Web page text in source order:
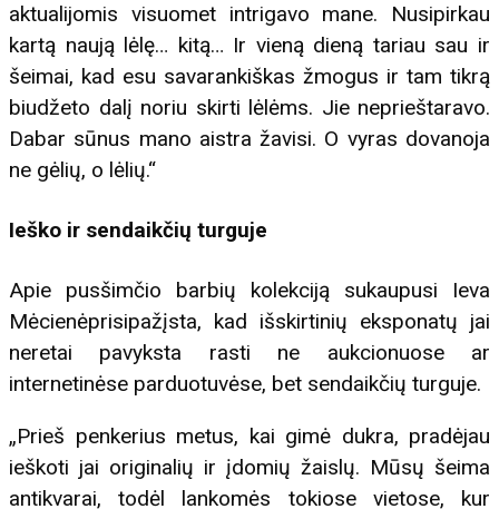
aktualijomis visuomet intrigavo mane. Nusipirkau
kartą naują lėlę… kitą… Ir vieną dieną tariau sau ir
šeimai, kad esu savarankiškas žmogus ir tam tikrą
biudžeto dalį noriu skirti lėlėms. Jie neprieštaravo.
Dabar sūnus mano aistra žavisi. O vyras dovanoja
ne gėlių, o lėlių.“
Ieško ir sendaikčių turguje
Apie pusšimčio barbių kolekciją sukaupusi Ieva
Mėcienėprisipažįsta, kad išskirtinių eksponatų jai
neretai pavyksta rasti ne aukcionuose ar
internetinėse parduotuvėse, bet sendaikčių turguje.
„Prieš penkerius metus, kai gimė dukra, pradėjau
ieškoti jai originalių ir įdomių žaislų. Mūsų šeima
antikvarai, todėl lankomės tokiose vietose, kur